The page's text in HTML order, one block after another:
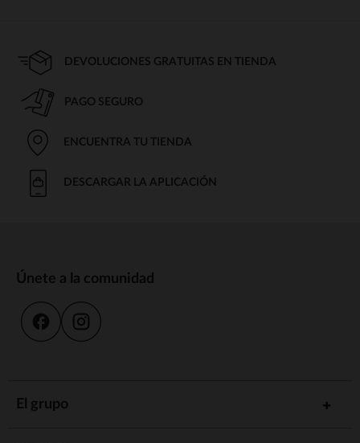
DEVOLUCIONES GRATUITAS EN TIENDA
PAGO SEGURO
ENCUENTRA TU TIENDA
DESCARGAR LA APLICACIÓN
Únete a la comunidad
El grupo